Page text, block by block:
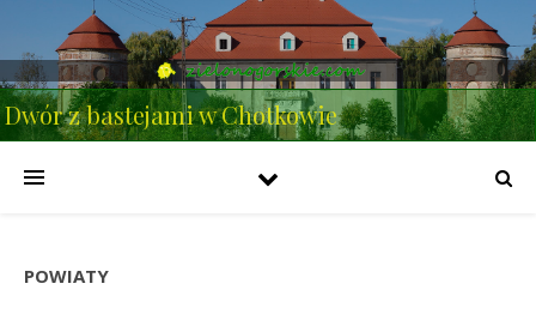
Dwór z bastejami w Chotkowie
POWIATY